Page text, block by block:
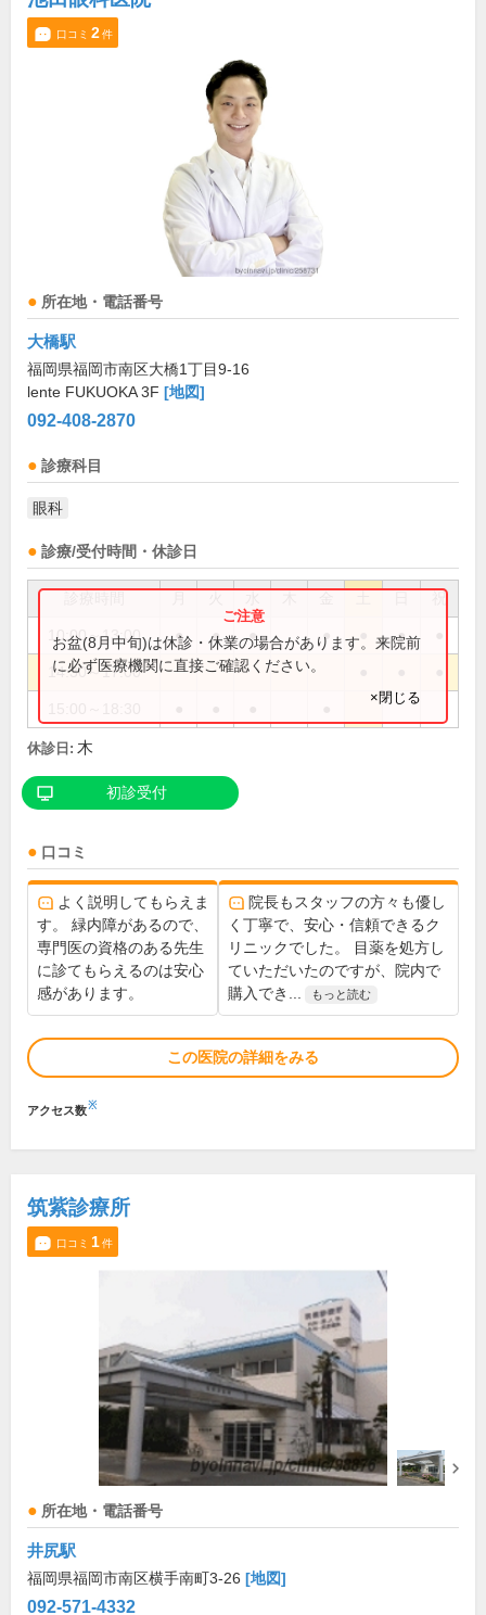
口コミ 2件
所在地・電話番号
大橋駅
福岡県福岡市南区大橋1丁目9-16
lente FUKUOKA 3F [地図]
092-408-2870
診療科目
眼科
診療/受付時間・休診日
祝
10:00～13:00 ● ● ● ● ●
14:30～17:00
お盆(8月中旬)は休診・休業の場合があります。来院前
に必ず医療機関に直接ご確認ください。
×閉じる
休診日: 木
初診受付
口コミ
よく説明してもらえま
す。 緑内障があるので、
専門医の資格のある先生
に診てもらえるのは安心
感があります。
院長もスタッフの方々も優し
く丁寧で、安心・信頼できるク
リニックでした。 目薬を処方し
ていただいたのですが、院内で
購入でき...
もっと読む
この医院の詳細をみる
アクセス数※
筑紫診療所
口コミ 1件
所在地・電話番号
井尻駅
福岡県福岡市南区横手南町3-26 [地図]
092-571-4332